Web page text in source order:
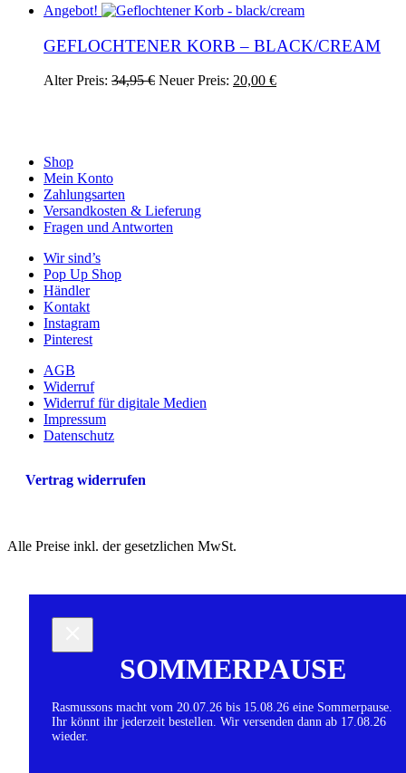
Angebot!
GEFLOCHTENER KORB – BLACK/CREAM
Alter Preis: 34,95€ Ursprünglicher
Neuer Preis: 20,00 €Aktueller
Shop
Mein Konto
Zahlungsarten
Versandkosten & Lieferung
Fragen und Antworten
Wir sind’s
Pop Up Shop
Händler
Kontakt
Instagram
Pinterest
AGB
Widerruf
Widerruf für digitale Medien
Impressum
Datenschutz
Vertrag widerrufen
Alle Preise inkl. der gesetzlichen MwSt.
SOMMERPAUSE
Rasmussons macht vom 20.07.26 bis 15.08.26 eine Sommerpause.
Ihr könnt ihr jederzeit bestellen. Wir versenden dann ab 17.08.26
wieder.